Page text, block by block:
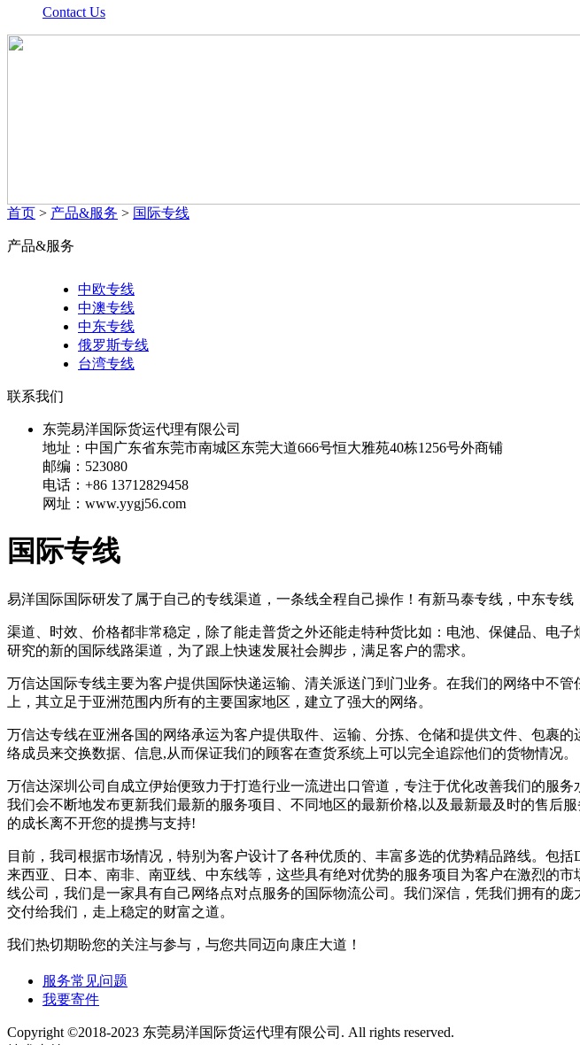
Contact Us
首页 > 产品&服务 > 国际专线
产品&服务
中欧专线
中澳专线
中东专线
俄罗斯专线
台湾专线
联系我们
东莞易洋国际货运代理有限公司
地址：中国广东省东莞市南城区东莞大道666号恒大雅苑40栋1256号外商铺
邮编：523080
电话：+86 13712829458
网址：www.yygj56.com
国际专线
易洋国际国际研发了属于自己的专线渠道，一条线全程自己操作！有新马泰专线，中东专
渠道、时效、价格都非常稳定，除了能走普货之外还能走特种货比如：电池、保健品、电
研究的新的国际线路渠道，为了跟上快速发展社会脚步，满足客户的需求。
万信达国际专线主要为客户提供国际快递运输、清关派送门到门业务。在我们的网络中不
上，其立足于亚洲范围内所有的主要国家地区，建立了强大的网络。
万信达专线在亚洲各国的网络承运为客户提供取件、运输、分拣、仓储和提供文件、包裹
络成员来交换数据、信息,从而保证我们的顾客在查货系统上可以完全追踪他们的货物情况。
万信达深圳公司自成立伊始便致力于打造行业一流进出口管道，专注于优化改善我们的服
我们会不断地发布更新我们最新的服务项目、不同地区的最新价格,以及最新最及时的售后
的成长离不开您的提携与支持!
目前，我司根据市场情况，特别为客户设计了各种优质的、丰富多选的优势精品路线。包
来西亚、日本、南非、南亚线、中东线等，这些具有绝对优势的服务项目为客户在激烈的
线公司，我们是一家具有自己网络点对点服务的国际物流公司。我们深信，凭我们拥有的
交付给我们，走上稳定的财富之道。
我们热切期盼您的关注与参与，与您共同迈向康庄大道！
服务常见问题
我要寄件
Copyright ©2018-2023 东莞易洋国际货运代理有限公司. All rights reserved.